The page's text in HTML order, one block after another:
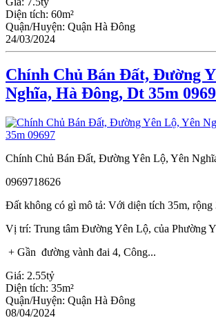
Diện tích: 60m²
Quận/Huyện: Quận Hà Đông
24/03/2024
Chính Chủ Bán Đất, Đường
Nghĩa, Hà Đông, Dt 35m
Chính Chủ Bán Đất, Đường Yên Lộ, Yên
0969718626
Đất không có gì mô tả: Với diện tích 35m, rộng
Vị trí: Trung tâm Đường Yên Lộ, của Phường
+ Gần đường vành đai 4, Công...
Giá: 2.55tỷ
Diện tích: 35m²
Quận/Huyện: Quận Hà Đông
08/04/2024